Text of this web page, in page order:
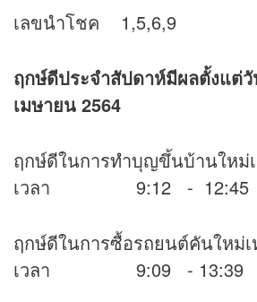
เลขนำโชค 1,5,6,9
ฤกษ์ดีประจำสัปดาห์มีผลตั้งแต่
เมษายน 2564
ฤกษ์ดีในการทำบุญขึ้นบ้านใหม่
เวลา 9:12 - 12:45
ฤกษ์ดีในการซื้อรถยนต์คันใหม่เ
เวลา 9:09 - 13:39